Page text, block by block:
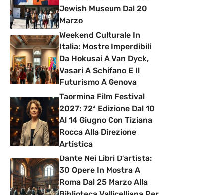
Jewish Museum Dal 20
Marzo
Weekend Culturale In
Italia: Mostre Imperdibili
Da Hokusai A Van Dyck,
Vasari A Schifano E Il
Futurismo A Genova
Taormina Film Festival
2027: 72ª Edizione Dal 10
Al 14 Giugno Con Tiziana
Rocca Alla Direzione
Artistica
Dante Nei Libri D’artista:
30 Opere In Mostra A
Roma Dal 25 Marzo Alla